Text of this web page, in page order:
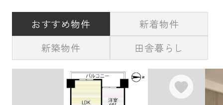
お客様のご希望に合わせて
秘密厳守！
即金買取り強化中！！
まずはお気軽にご相談くださいませ♪
クしてください
ハウスプロジェクトの売却査定について詳しく
ご紹介したブログはコチラ
おすすめ物件
新着物件
新築物件
田舎暮らし